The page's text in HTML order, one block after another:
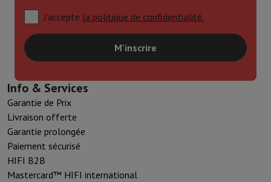
J'accepte la politique de confidentialité.
M'inscrire
Info & Services
Garantie de Prix
Livraison offerte
Garantie prolongée
Paiement sécurisé
HIFI B2B
Mastercard™ HIFI international